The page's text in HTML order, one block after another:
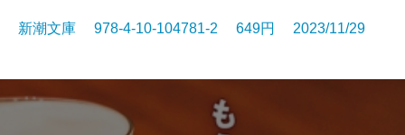
新潮文庫 978-4-10-104781-2 649円 2023/11/29